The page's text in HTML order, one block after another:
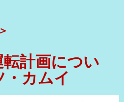
計画につい
カムイ